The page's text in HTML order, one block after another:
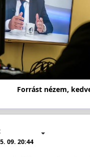
Forrást nézem,
09. 20:44